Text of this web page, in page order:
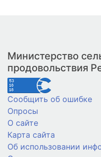
Министерство
продовольствия
Сообщить об ошибке
Опросы
О сайте
Карта сайта
Об использовании